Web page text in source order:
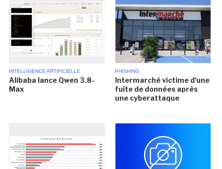
INTELLIGENCE ARTIFICIELLE
Alibaba lance Qwen 3.8-
Max
PHISHING
Intermarché victime d'une
fuite de données après
une cyberattaque